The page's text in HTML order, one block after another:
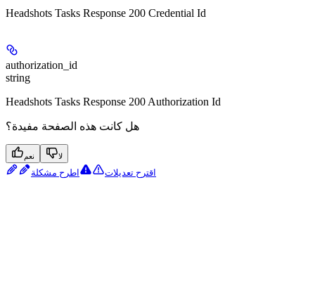
Headshots Tasks Response 200 Credential Id
authorization_id
string
Headshots Tasks Response 200 Authorization Id
هل كانت هذه الصفحة مفيدة؟
نعم لا
اقترح تعديلات اطرح مشكلة